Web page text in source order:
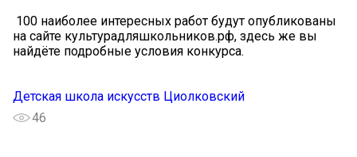
️ 100 наиболее интересных работ будут опубликованы
на сайте культурадляшкольников.рф, здесь же вы
найдёте подробные условия конкурса.
Детская школа искусств Циолковский
46